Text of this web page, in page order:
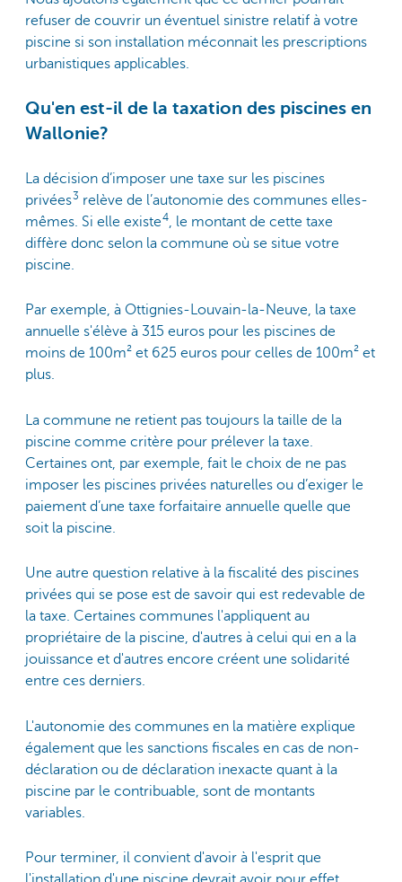
refuser de couvrir un éventuel sinistre relatif à votre
piscine si son installation méconnait les prescriptions
urbanistiques applicables.
Qu'en est-il de la taxation des piscines en
Wallonie?
La décision d’imposer une taxe sur les piscines
privées3 relève de l’autonomie des communes elles-
mêmes. Si elle existe4, le montant de cette taxe
diffère donc selon la commune où se situe votre
piscine.
Par exemple, à Ottignies-Louvain-la-Neuve, la taxe
annuelle s'élève à 315 euros pour les piscines de
moins de 100m² et 625 euros pour celles de 100m² et
plus.
La commune ne retient pas toujours la taille de la
piscine comme critère pour prélever la taxe.
Certaines ont, par exemple, fait le choix de ne pas
imposer les piscines privées naturelles ou d’exiger le
paiement d’une taxe forfaitaire annuelle quelle que
soit la piscine.
Une autre question relative à la fiscalité des piscines
privées qui se pose est de savoir qui est redevable de
la taxe. Certaines communes l'appliquent au
propriétaire de la piscine, d'autres à celui qui en a la
jouissance et d'autres encore créent une solidarité
entre ces derniers.
L'autonomie des communes en la matière explique
également que les sanctions fiscales en cas de non-
déclaration ou de déclaration inexacte quant à la
piscine par le contribuable, sont de montants
variables.
Pour terminer, il convient d'avoir à l'esprit que